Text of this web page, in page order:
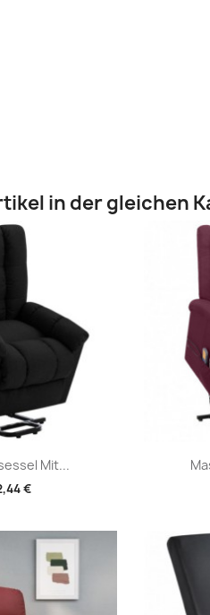
in der gleichen
Mit...
€